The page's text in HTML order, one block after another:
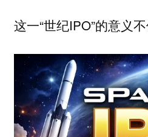
这一“世纪IPO”的意义